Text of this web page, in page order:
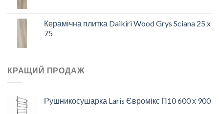
Керамічна плитка Daikiri Wood Grys Sciana 25 x
75
КРАЩИЙ ПРОДАЖ
Рушникосушарка Laris Євромікс П10 600 х 900